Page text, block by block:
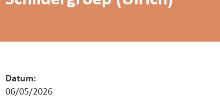
Datum:
06/05/2026